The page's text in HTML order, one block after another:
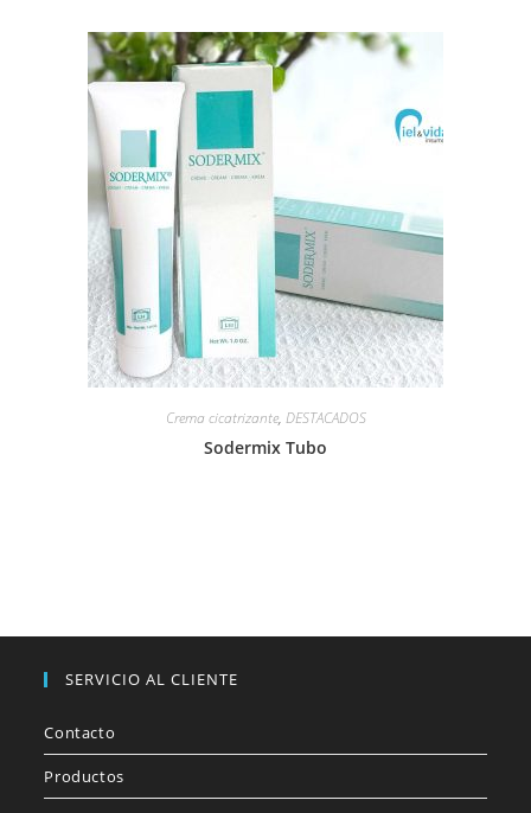
Crema cicatrizante, DESTACADOS
Sodermix Tubo
SERVICIO AL CLIENTE
Contacto
Productos